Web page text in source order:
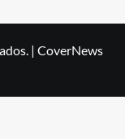
| CoverNews